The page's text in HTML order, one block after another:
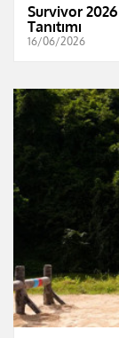
Survivor
Tanıtımı
16/06/2026